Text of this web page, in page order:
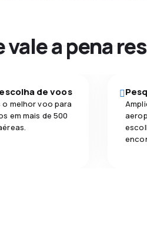
vale a pena
de voos
melhor voo para
em mais de 500